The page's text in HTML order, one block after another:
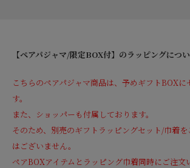
【ペアパジャマ/限定BOX付】のラッピングにつ
こちらのペアパジャマ商品は、予めギフトBOXに
す。
また、ショッパーも付属しております。
そのため、別売のギフトラッピングセット/巾着
はございません。
ペアBOXアイテムとラッピング巾着同時にご注文